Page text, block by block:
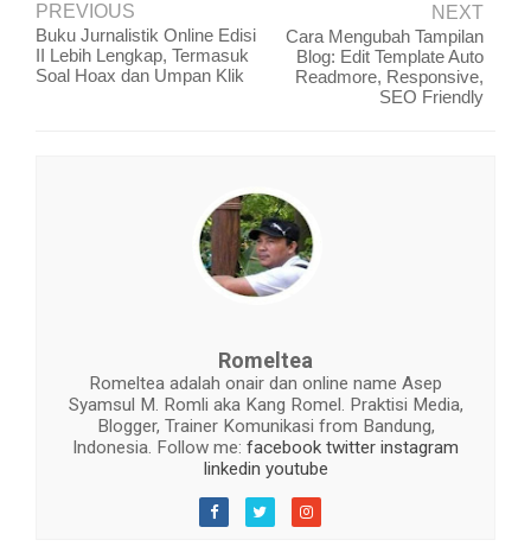
PREVIOUS
Buku Jurnalistik Online Edisi
II Lebih Lengkap, Termasuk
Soal Hoax dan Umpan Klik
NEXT
Cara Mengubah Tampilan
Blog: Edit Template Auto
Readmore, Responsive,
SEO Friendly
Romeltea
Romeltea adalah onair dan online name Asep
Syamsul M. Romli aka Kang Romel. Praktisi Media,
Blogger, Trainer Komunikasi from Bandung,
Indonesia. Follow me: facebook twitter instagram
linkedin youtube